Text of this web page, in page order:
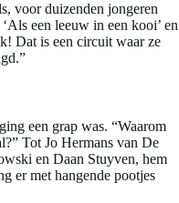
voor duizenden jongeren
een leeuw in een kooi’ en
Dat is een circuit waar ze
een grap was. “Waarom
Tot Jo Hermans van De
en Daan Stuyven, hem
er met hangende pootjes